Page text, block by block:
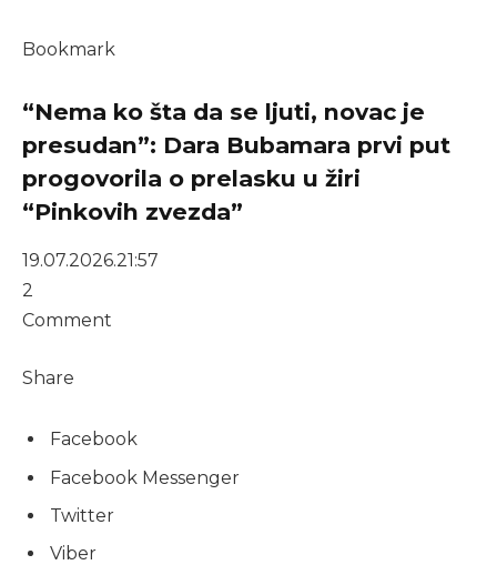
Bookmark
“Nema ko šta da se ljuti, novac je
presudan”: Dara Bubamara prvi put
progovorila o prelasku u žiri
“Pinkovih zvezda”
19.07.2026.21:57
2
Comment
Share
Facebook
Facebook Messenger
Twitter
Viber